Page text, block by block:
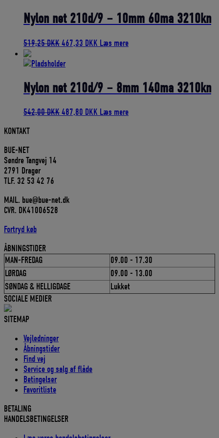
71,75 DKK.64,58 DKK.
Nylon net 210d/9 – 10mm 60ma 3210kn
519,25DKKDen
pris
519,25 DKK.
467,33 DKK Den
467,33 DKK.
Læs mere
Nylon net 210d/9 – 8mm 140ma 3210kn
542,00DKKDen
487,80 DKK Den
Læs mere
KONTAKT
BUE-NET
Søndre Tangvej 14
2791 Dragør
TLF. 32 53 42 76
MAIL. bue@bue-net.dk
CVR. DK41006528
Fortryd køb
ÅBNINGSTIDER
MAN-FREDAG
09.00 - 17.30
LØRDAG
09.00 - 13.00
SØNDAG & HELLIGDAGE
Lukket
SOCIALE MEDIER
SITEMAP
Vejledninger
Åbningstider
Find vej
Service og salg af flåde
Betingelser
Favoritliste
BETALING
HANDELSBETINGELSER